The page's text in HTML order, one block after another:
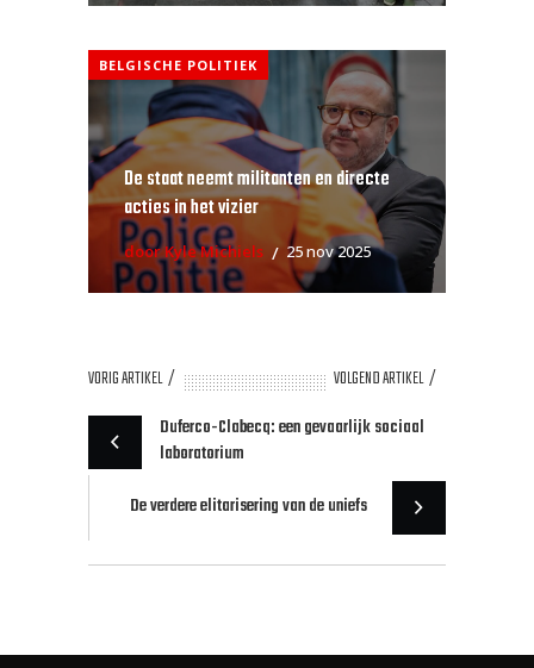
BELGISCHE POLITIEK
De staat neemt militanten en directe
acties in het vizier
door Kyle Michiels 25 nov 2025
VORIG ARTIKEL
VOLGEND ARTIKEL
Duferco-Clabecq: een gevaarlijk sociaal
laboratorium
De verdere elitarisering van de uniefs